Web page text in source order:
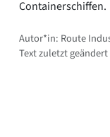
Containerschiffen.
Autor*in: Route
Text zuletzt geändert